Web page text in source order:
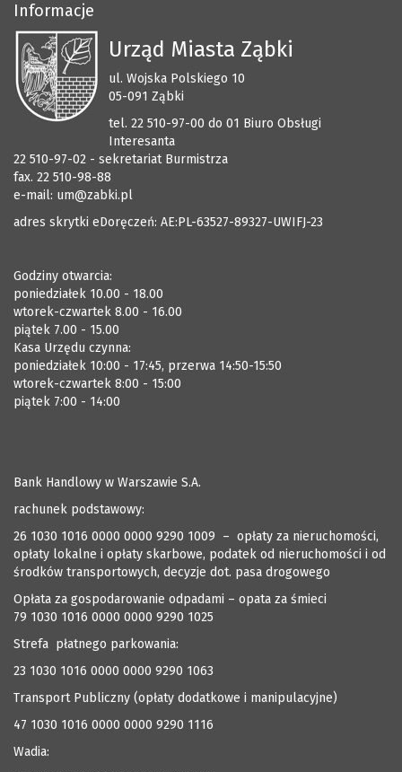
Informacje
Urząd Miasta Ząbki
ul. Wojska Polskiego 10
05-091 Ząbki
tel. 22 510-97-00 do 01 Biuro Obsługi
Interesanta
22 510-97-02 - sekretariat Burmistrza
fax. 22 510-98-88
e-mail: um@zabki.pl
adres skrytki eDoręczeń: AE:PL-63527-89327-UWIFJ-23
Godziny otwarcia:
poniedziałek 10.00 - 18.00
wtorek-czwartek 8.00 - 16.00
piątek 7.00 - 15.00
Kasa Urzędu czynna:
poniedziałek 10:00 - 17:45, przerwa 14:50-15:50
wtorek-czwartek 8:00 - 15:00
piątek 7:00 - 14:00
Bank Handlowy w Warszawie S.A.
rachunek podstawowy:
26 1030 1016 0000 0000 9290 1009 – opłaty za nieruchomości,
opłaty lokalne i opłaty skarbowe, podatek od nieruchomości i od
środków transportowych, decyzje dot. pasa drogowego
Opłata za gospodarowanie odpadami – opata za śmieci
79 1030 1016 0000 0000 9290 1025
Strefa płatnego parkowania:
23 1030 1016 0000 0000 9290 1063
Transport Publiczny (opłaty dodatkowe i manipulacyjne)
47 1030 1016 0000 0000 9290 1116
Wadia: